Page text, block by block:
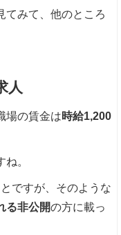
てみて、他のところ
人
場の賃金は時給1,200
。
ですが、そのような
る非公開の方に載っ